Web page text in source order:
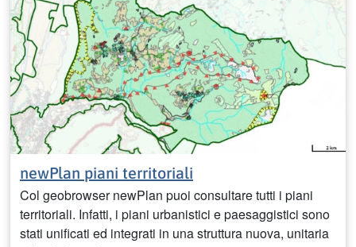
newPlan piani territoriali
Col geobrowser newPlan puoi consultare tutti i piani
territoriali. Infatti, i piani urbanistici e paesaggistici sono
stati unificati ed integrati in una struttura nuova, unitaria